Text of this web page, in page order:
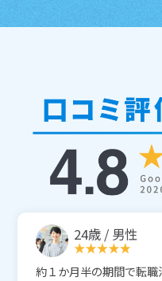
24歳 / 男性
約１か月半の期間で転